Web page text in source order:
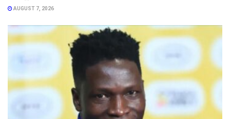
AUGUST 7, 2026